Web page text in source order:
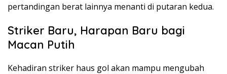
pertandingan berat lainnya menanti di putaran kedua.
Striker Baru, Harapan Baru bagi
Macan Putih
Kehadiran striker haus gol akan mampu mengubah